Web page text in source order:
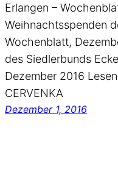
Erlangen –
Weihnachtsspenden
Wochenblatt,
des Siedlerbunds
Dezember 2016
CERVENKA
Dezember 1, 2016